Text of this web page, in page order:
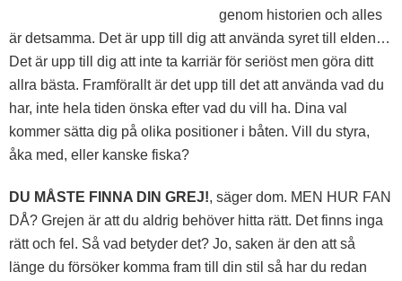
genom historien och alles
är detsamma. Det är upp till dig att använda syret till elden…
Det är upp till dig att inte ta karriär för seriöst men göra ditt
allra bästa. Framförallt är det upp till det att använda vad du
har, inte hela tiden önska efter vad du vill ha. Dina val
kommer sätta dig på olika positioner i båten. Vill du styra,
åka med, eller kanske fiska?
DU MÅSTE FINNA DIN GREJ!, säger dom. MEN HUR FAN
DÅ? Grejen är att du aldrig behöver hitta rätt. Det finns inga
rätt och fel. Så vad betyder det? Jo, saken är den att så
länge du försöker komma fram till din stil så har du redan